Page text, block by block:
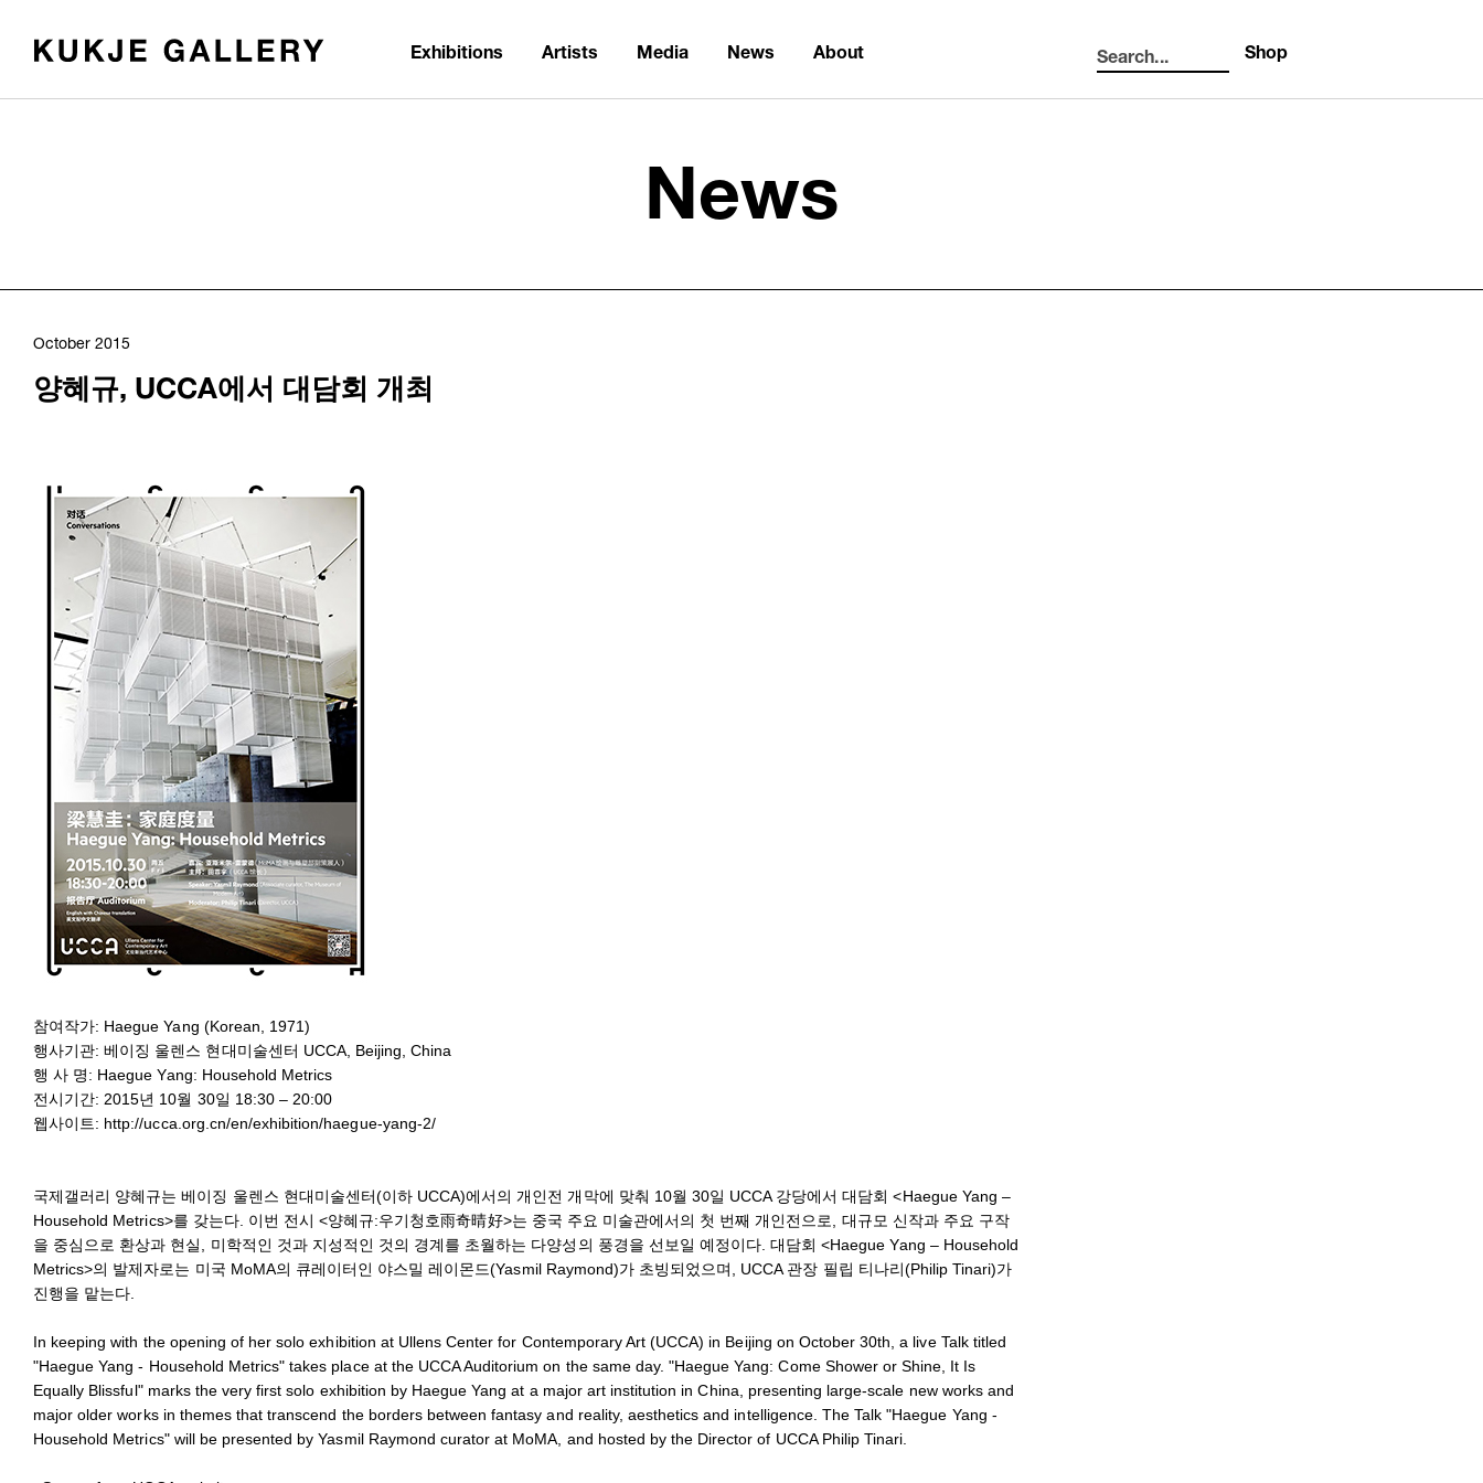
Search...
Exhibitions Artists Media News About Shop
News
October 2015
양혜규, UCCA에서 대담회 개최
참여작가: Haegue Yang (Korean, 1971)
행사기관: 베이징 울렌스 현대미술센터 UCCA, Beijing, China
행 사 명: Haegue Yang: Household Metrics
전시기간: 2015년 10월 30일 18:30 – 20:00
웹사이트: http://ucca.org.cn/en/exhibition/haegue-yang-2/
국제갤러리 양혜규는 베이징 울렌스 현대미술센터(이하 UCCA)에서의 개인전 개막에 맞춰 10월 30일 UCCA 강당에서 대담회 <Haegue Yang –
Household Metrics>를 갖는다. 이번 전시 <양혜규:우기청호雨奇晴好>는 중국 주요 미술관에서의 첫 번째 개인전으로, 대규모 신작과 주요 구작
을 중심으로 환상과 현실, 미학적인 것과 지성적인 것의 경계를 초월하는 다양성의 풍경을 선보일 예정이다. 대담회 <Haegue Yang – Household
Metrics>의 발제자로는 미국 MoMA의 큐레이터인 야스밀 레이몬드(Yasmil Raymond)가 초빙되었으며, UCCA 관장 필립 티나리(Philip Tinari)가
진행을 맡는다.
In keeping with the opening of her solo exhibition at Ullens Center for Contemporary Art (UCCA) in Beijing on October 30th, a live Talk titled
"Haegue Yang - Household Metrics" takes place at the UCCA Auditorium on the same day. "Haegue Yang: Come Shower or Shine, It Is
Equally Blissful" marks the very first solo exhibition by Haegue Yang at a major art institution in China, presenting large-scale new works and
major older works in themes that transcend the borders between fantasy and reality, aesthetics and intelligence. The Talk "Haegue Yang -
Household Metrics" will be presented by Yasmil Raymond curator at MoMA, and hosted by the Director of UCCA Philip Tinari.